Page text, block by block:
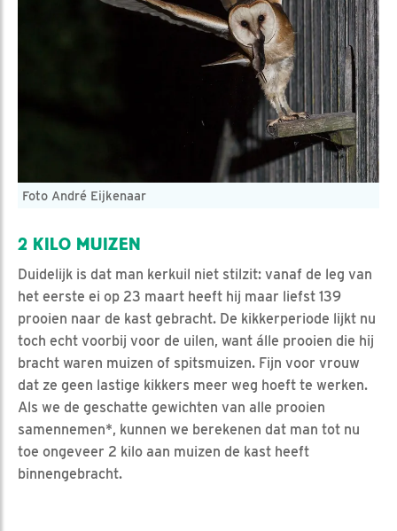
Foto André Eijkenaar
2 KILO MUIZEN
Duidelijk is dat man kerkuil niet stilzit: vanaf de leg van
het eerste ei op 23 maart heeft hij maar liefst 139
prooien naar de kast gebracht. De kikkerperiode lijkt nu
toch echt voorbij voor de uilen, want álle prooien die hij
bracht waren muizen of spitsmuizen. Fijn voor vrouw
dat ze geen lastige kikkers meer weg hoeft te werken.
Als we de geschatte gewichten van alle prooien
samennemen*, kunnen we berekenen dat man tot nu
toe ongeveer 2 kilo aan muizen de kast heeft
binnengebracht.